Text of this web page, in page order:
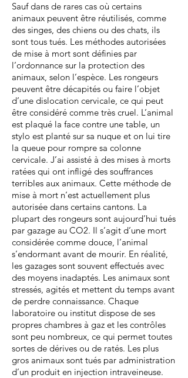
Sauf dans de rares cas où certains
animaux peuvent être réutilisés, comme
des singes, des chiens ou des chats, ils
sont tous tués. Les méthodes autorisées
de mise à mort sont définies par
l’ordonnance sur la protection des
animaux, selon l’espèce. Les rongeurs
peuvent être décapités ou faire l’objet
d’une dislocation cervicale, ce qui peut
être considéré comme très cruel. L’animal
est plaqué la face contre une table, un
stylo est planté sur sa nuque et on lui tire
la queue pour rompre sa colonne
cervicale. J’ai assisté à des mises à morts
ratées qui ont infligé des souffrances
terribles aux animaux. Cette méthode de
mise à mort n’est actuellement plus
autorisée dans certains cantons. La
plupart des rongeurs sont aujourd’hui tués
par gazage au CO2. Il s’agit d’une mort
considérée comme douce, l’animal
s’endormant avant de mourir. En réalité,
les gazages sont souvent effectués avec
des moyens inadaptés. Les animaux sont
stressés, agités et mettent du temps avant
de perdre connaissance. Chaque
laboratoire ou institut dispose de ses
propres chambres à gaz et les contrôles
sont peu nombreux, ce qui permet toutes
sortes de dérives ou de ratés. Les plus
gros animaux sont tués par administration
d’un produit en injection intraveineuse.